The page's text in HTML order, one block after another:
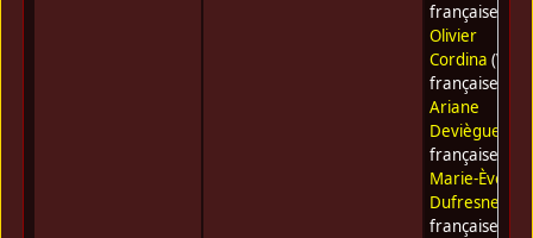
française) •
Olivier
Cordina (Voix
française) •
Ariane
Deviègue
française) •
Marie-Ève
Dufresne
française) •